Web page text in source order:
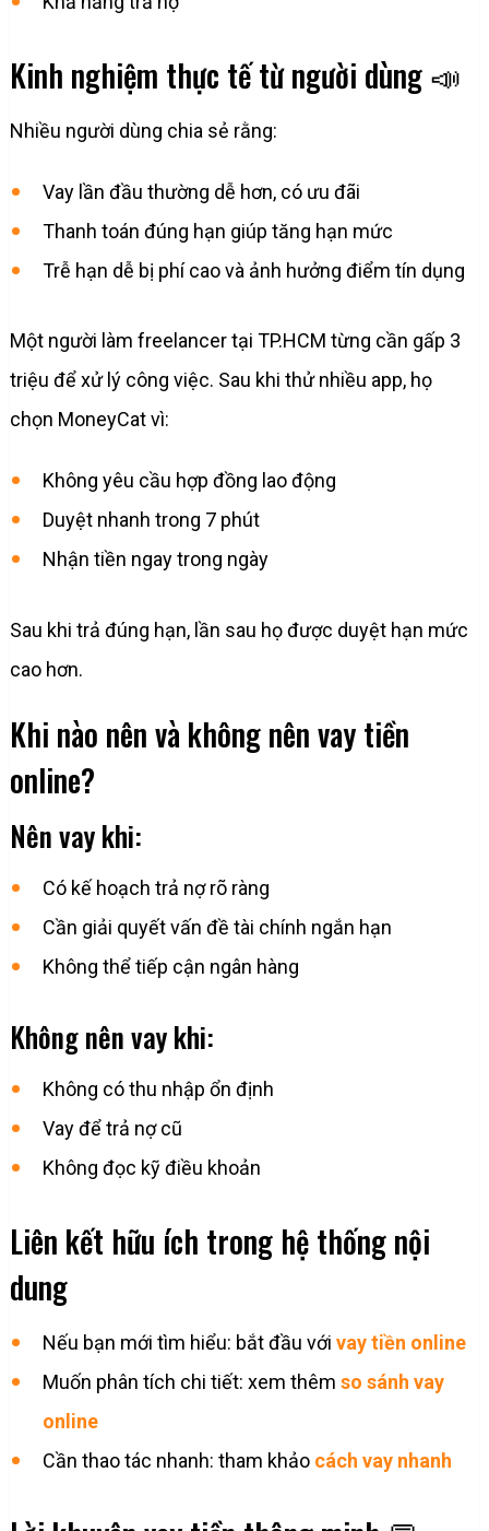
Kinh nghiệm thực tế từ người dùng 📣
Nhiều người dùng chia sẻ rằng:
Vay lần đầu thường dễ hơn, có ưu đãi
Thanh toán đúng hạn giúp tăng hạn mức
Trễ hạn dễ bị phí cao và ảnh hưởng điểm tín dụng
Một người làm freelancer tại TP.HCM từng cần gấp 3
triệu để xử lý công việc. Sau khi thử nhiều app, họ
chọn MoneyCat vì:
Không yêu cầu hợp đồng lao động
Duyệt nhanh trong 7 phút
Nhận tiền ngay trong ngày
Sau khi trả đúng hạn, lần sau họ được duyệt hạn mức
cao hơn.
Khi nào nên và không nên vay tiền
online?
Nên vay khi:
Có kế hoạch trả nợ rõ ràng
Cần giải quyết vấn đề tài chính ngắn hạn
Không thể tiếp cận ngân hàng
Không nên vay khi:
Không có thu nhập ổn định
Vay để trả nợ cũ
Không đọc kỹ điều khoản
Liên kết hữu ích trong hệ thống nội
dung
Nếu bạn mới tìm hiểu: bắt đầu với vay tiền online
Muốn phân tích chi tiết: xem thêm so sánh vay
online
Cần thao tác nhanh: tham khảo cách vay nhanh